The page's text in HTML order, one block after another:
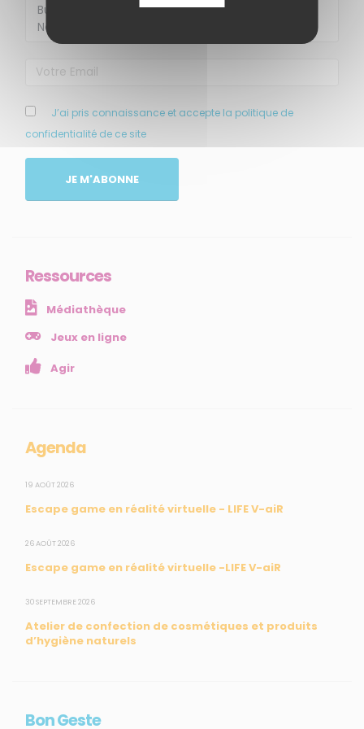
J’ai pris connaissance et accepte la politique de
confidentialité de ce site
JE M'ABONNE
Ressources
Médiathèque
Jeux en ligne
Agir
Agenda
19 AOÛT 2026
Escape game en réalité virtuelle - LIFE V-aiR
26 AOÛT 2026
Escape game en réalité virtuelle -LIFE V-aiR
30 SEPTEMBRE 2026
Atelier de confection de cosmétiques et produits
d’hygiène naturels
Bon Geste
MENU
NOS SERVICES
Presse
Collectivités
Mesures réglementaires
SUIVEZ-NOUS
CONTACT
Mail : info@madininair.fr